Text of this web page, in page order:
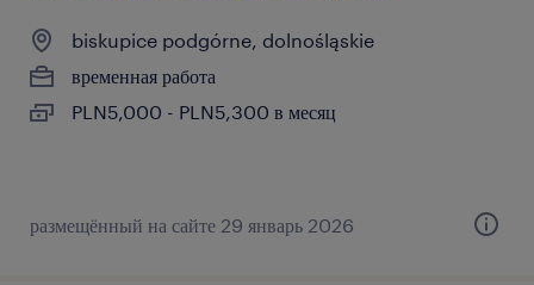
biskupice podgórne, dolnośląskie
временная работа
PLN5,000 - PLN5,300 в месяц
размещённый на сайте 29 январь 2026